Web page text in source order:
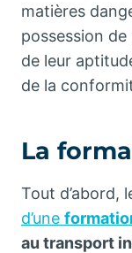
matières
possession
de leur
de la
La
Tout d’abord,
d’une
au transport